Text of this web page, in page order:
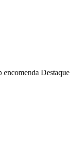
encomenda Destaque